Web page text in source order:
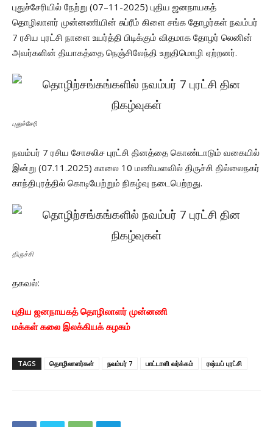
புதுச்சேரியில் நேற்று (07–11-2025) புதிய ஜனநாயகத்
தொழிலாளர் முன்னணியின் சுப்ரீம் கிளை சங்க தோழர்கள் நவம்பர்
7 ரசிய புரட்சி நாளை உயர்த்தி பிடிக்கும் விதமாக தோழர் லெனின்
அவர்களின் தியாகத்தை நெஞ்சிலேந்தி உறுதிமொழி ஏற்றனர்.
புதுச்சேரி
நவம்பர் 7 ரசிய சோசலிச புரட்சி தினத்தை கொண்டாடும் வகையில்
இன்று (07.11.2025) காலை 10 மணியளவில் திருச்சி தில்லைநகர்
காந்திபுரத்தில் கொடியேற்றும் நிகழ்வு நடைபெற்றது.
திருச்சி
தகவல்:
புதிய ஜனநாயகத் தொழிலாளர் முன்னணி
மக்கள் கலை இலக்கியக் கழகம்
TAGS தொழிலாளர்கள் நவம்பர் 7 பாட்டாளி வர்க்கம் ரஷ்யப் புரட்சி